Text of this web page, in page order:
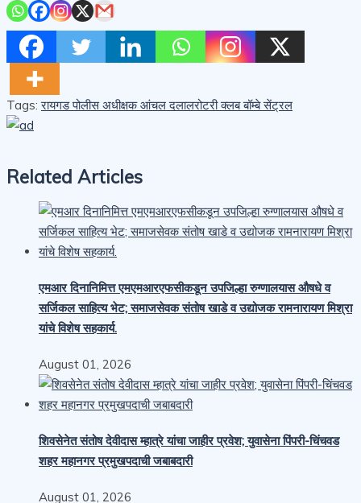
Tags:रायगड पोलीस अधीक्षक आंचल दलालरोटरी क्लब बॉम्बे सेंट्रल
Related Articles
एमआर दिनानिमित्त एमएमआरएफसीकडून उपजिल्हा रुग्णालयास औषधे व
सर्जिकल साहित्य भेट; समाजसेवक संतोष खाडे व उद्योजक रामनारायण मिश्रा
यांचे विशेष सहकार्य.
August 01, 2026
शिवसेनेत संतोष देवीदास म्हात्रे यांचा जाहीर प्रवेश; युवासेना पिंपरी-चिंचवड
शहर महानगर प्रमुखपदाची जबाबदारी
August 01, 2026